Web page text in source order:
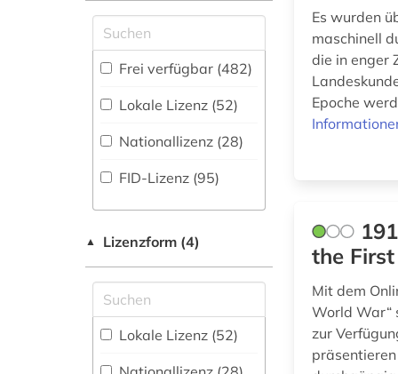
Byzantinistik (4)
Chemie und
Pharmazie (5)
Elektrotechnik,
Elektronik,
Nachrichtentechnik (2)
Energietechnik (5)
Ethnologie (30)
Geographie (28)
Geowissenschaften
(6)
Germanistik.
Skandinavistik (47)
alter druck (1)
altern (1)
altertum (1)
altertumswissenschaft
(2)
altes buch (1)
altfinnisch (1)
alttschechisch (1)
amtsdrucksache (1)
Forschungsdatenrepositorien
Disziplinäre
Repositorien (4
(83
(49)
National-,
Regionalbibliographie
(60)
Portal (116)
Frei verfügbar (482)
Lokale Lizenz (52)
Nationallizenz (28)
FID-Lizenz (95)
▲ Lizenzform (4)
Lokale Lizenz (52)
Es wurden
maschinell
die in enger
Epoche
the
Mit dem
World War“
zur